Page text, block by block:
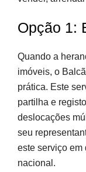
Opção 1:
Quando a
imóveis, o
prática. Este
partilha e
deslocações
seu
este serviço
nacional.